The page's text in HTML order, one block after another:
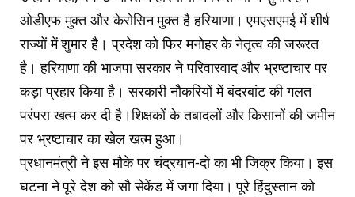
ओडीएफ मुक्त और केरोसिन मुक्त है हरियाणा। एमएसएमई में शीर्ष
राज्यों में शुमार है। प्रदेश को फिर मनोहर के नेतृत्व की जरूरत
है। हरियाणा की भाजपा सरकार ने परिवारवाद और भ्रष्टाचार पर
कड़ा प्रहार किया है। सरकारी नौकरियों में बंदरबांट की गलत
परंपरा खत्म कर दी है।शिक्षकों के तबादलों और किसानों की जमीन
पर भ्रष्टाचार का खेल खत्म हुआ।
प्रधानमंत्री ने इस मौके पर चंद्रयान-दो का भी जिक्र किया। इस
घटना ने पूरे देश को सौ सेकेंड में जगा दिया। पूरे हिंदुस्तान को